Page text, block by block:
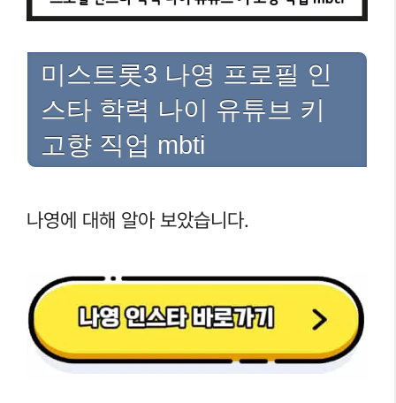
미스트롯3 나영 프로필 인
스타 학력 나이 유튜브 키
고향 직업 mbti
나영에 대해 알아 보았습니다.